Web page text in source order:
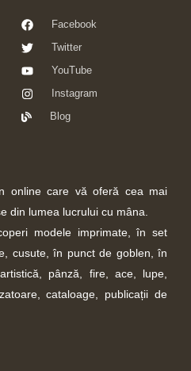
Facebook
Twitter
YouTube
Instagram
Blog
online care vă oferă cea mai
din lumea lucrului cu mâna.
modele imprimate, în set
cusute, în punct de goblen, în
pânză, fire, ace, lupe,
cataloage, publicații de